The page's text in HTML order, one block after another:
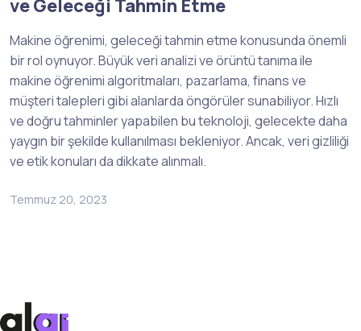
ve Geleceği Tahmin Etme
Makine öğrenimi, geleceği tahmin etme konusunda önemli
bir rol oynuyor. Büyük veri analizi ve örüntü tanıma ile
makine öğrenimi algoritmaları, pazarlama, finans ve
müşteri talepleri gibi alanlarda öngörüler sunabiliyor. Hızlı
ve doğru tahminler yapabilen bu teknoloji, gelecekte daha
yaygın bir şekilde kullanılması bekleniyor. Ancak, veri gizliliği
ve etik konuları da dikkate alınmalı.
Temmuz 20, 2023